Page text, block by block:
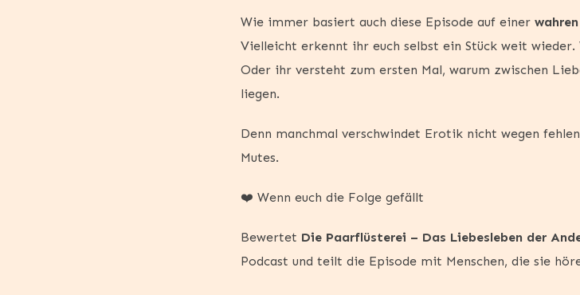
Wie immer basiert auch diese Episode auf einer
Vielleicht erkennt ihr euch selbst ein Stück weit
Oder ihr versteht zum ersten Mal, warum zwischen
liegen.
Denn manchmal verschwindet Erotik nicht wegen
Mutes.
❤️ Wenn euch die Folge gefällt
Bewertet Die Paarflüsterei – Das Liebesleben der
Podcast und teilt die Episode mit Menschen, die sie